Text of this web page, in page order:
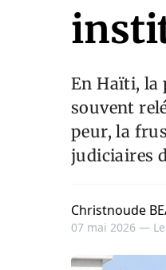
En Haïti, la
souvent
peur, la
judiciaires
Christnoude
07 mai 2026 —